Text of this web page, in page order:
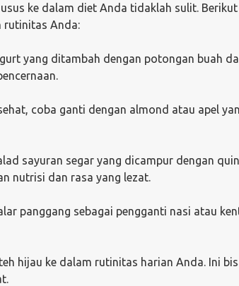
ke dalam diet Anda tidaklah sulit.
rutinitas Anda:
yang ditambah dengan potongan buah
coba ganti dengan almond atau apel
sayuran segar yang dicampur dengan
nutrisi dan rasa yang lezat.
panggang sebagai pengganti nasi atau
hijau ke dalam rutinitas harian Anda. Ini